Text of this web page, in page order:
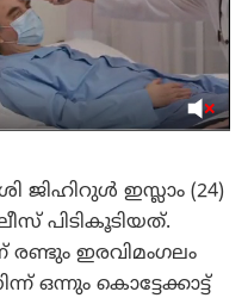
ജിഹിറുള്‍ ഇസ്ലാം (24)
പിടികൂടിയത്.
രണ്ടും ഇരവിമംഗലം
ഒന്നും കൊട്ടേക്കാട്ട്